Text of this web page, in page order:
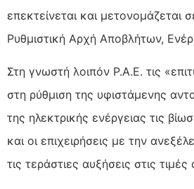
επεκτείνεται και μετονομάζεται
Ρυθμιστική Αρχή Αποβλήτων,
Στη γνωστή λοιπόν Ρ.Α.Ε. τις
στη ρύθμιση της υφιστάμενης
της ηλεκτρικής ενέργειας τις
και οι επιχειρήσεις με την
τις τεράστιες αυξήσεις στις